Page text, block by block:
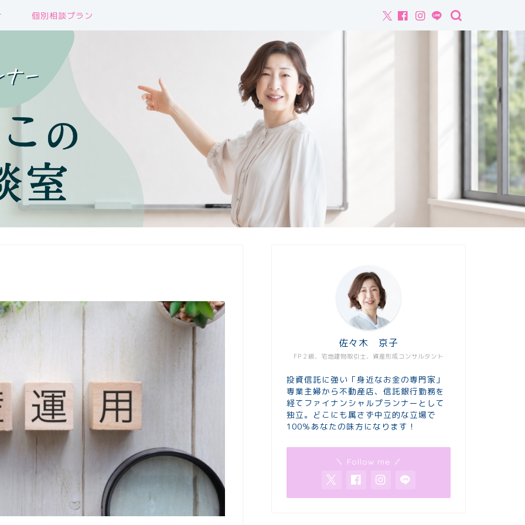
個別相談プラン
FP２級、宅地建物取引士、資産形成コンサルタント
佐々木 京子
投資信託に強い「身近なお金の専門家」
専業主婦から不動産店、信託銀行勤務を
経てファイナンシャルプランナーとして
独立。どこにも属さず中立的な立場で
100％あなたの味方になります！
＼ Follow me ／